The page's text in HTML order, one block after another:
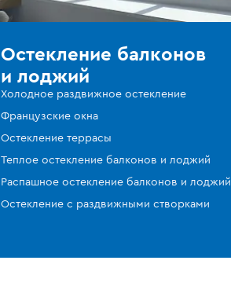
Остекление балконов
и лоджий
Холодное раздвижное остекление
Французские окна
Остекление террасы
Теплое остекление балконов и лоджий
Распашное остекление балконов и лоджий
Остекление с раздвижными створками